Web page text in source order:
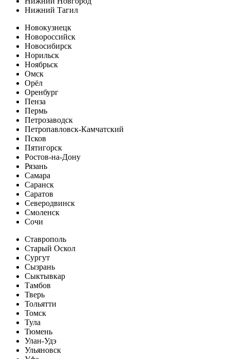
Нижний Тагил
Новокузнецк
Новороссийск
Новосибирск
Норильск
Ноябрьск
Омск
Орёл
Оренбург
Пенза
Пермь
Петрозаводск
Петропавловск-Камчатский
Псков
Пятигорск
Ростов-на-Дону
Рязань
Самара
Саранск
Саратов
Северодвинск
Смоленск
Сочи
Ставрополь
Старый Оскол
Сургут
Сызрань
Сыктывкар
Тамбов
Тверь
Тольятти
Томск
Тула
Тюмень
Улан-Удэ
Ульяновск